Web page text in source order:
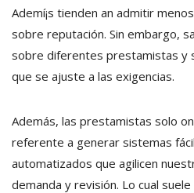
Ademí¡s tienden an admitir
sobre reputación. Sin embargo,
sobre diferentes prestamistas y
que se ajuste a las exigencias.
Además, las prestamistas solo
referente a generar sistemas
automatizados que agilicen
demanda y revisión. Lo cual